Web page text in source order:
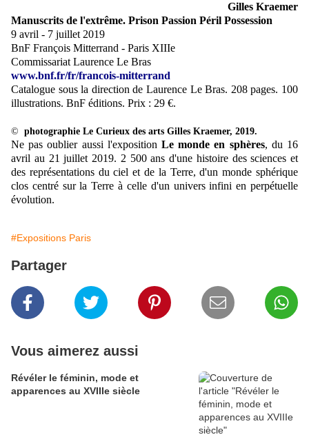
Gilles Kraemer
Manuscrits de l'extrême. Prison Passion Péril Possession
9 avril - 7 juillet 2019
BnF François Mitterrand - Paris XIIIe
Commissariat Laurence Le Bras
www.bnf.fr/fr/francois-mitterrand
Catalogue sous la direction de Laurence Le Bras. 208 pages. 100
illustrations. BnF éditions. Prix : 29 €.
© photographie Le Curieux des arts Gilles Kraemer, 2019.
Ne pas oublier aussi l'exposition Le monde en sphères, du 16
avril au 21 juillet 2019. 2 500 ans d'une histoire des sciences et
des représentations du ciel et de la Terre, d'un monde sphérique
clos centré sur la Terre à celle d'un univers infini en perpétuelle
évolution.
#Expositions Paris
Partager
Vous aimerez aussi
​​​​​​​Révéler le féminin, mode et
apparences au XVIIIe siècle